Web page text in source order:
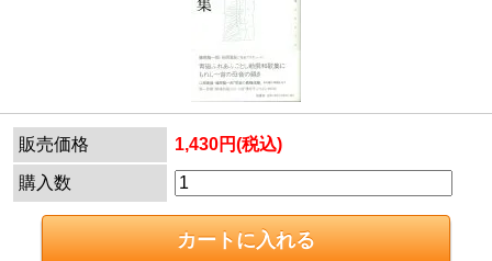
販売価格 1,430円(税込)
購入数